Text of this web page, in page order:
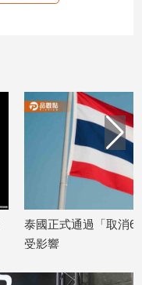
泰國正式通過「取消
受影響